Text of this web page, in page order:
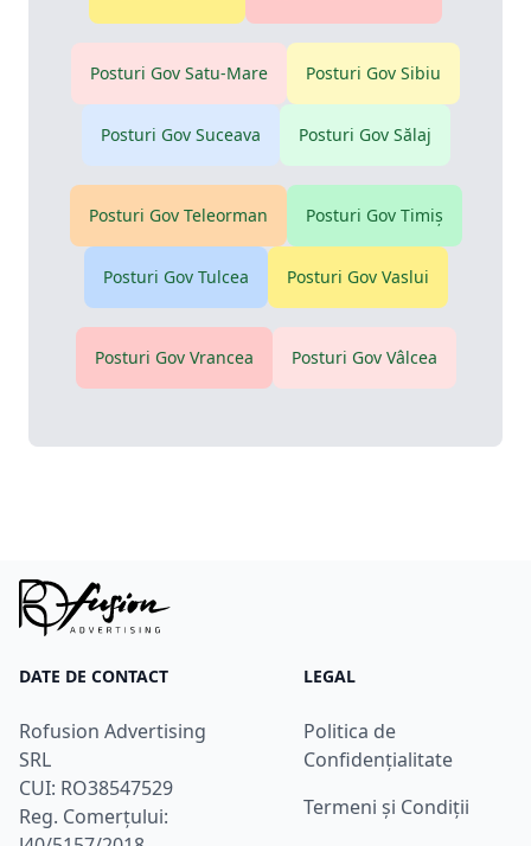
Posturi Gov Satu-Mare Posturi Gov Sibiu
Posturi Gov Suceava Posturi Gov Sălaj
Posturi Gov Teleorman Posturi Gov Timiş
Posturi Gov Tulcea Posturi Gov Vaslui
Posturi Gov Vrancea Posturi Gov Vâlcea
DATE DE CONTACT
Rofusion Advertising
SRL
CUI: RO38547529
Reg. Comerțului:
LEGAL
Politica de
Confidențialitate
Termeni și Condiții